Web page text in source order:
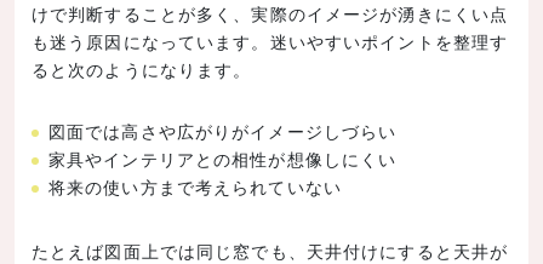
けで判断することが多く、実際のイメージが湧きにくい点
も迷う原因になっています。迷いやすいポイントを整理す
ると次のようになります。
図面では高さや広がりがイメージしづらい
家具やインテリアとの相性が想像しにくい
将来の使い方まで考えられていない
たとえば図面上では同じ窓でも、天井付けにすると天井が